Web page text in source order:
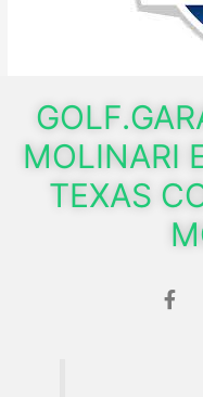
MOLINARI
TEXAS